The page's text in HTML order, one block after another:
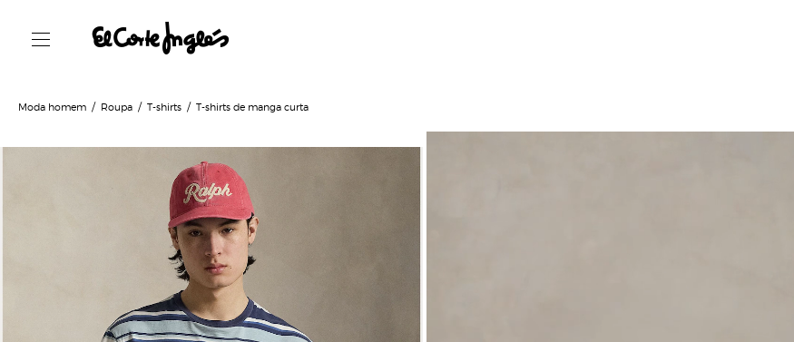
Moda homem Roupa T-shirts T-shirts de manga curta